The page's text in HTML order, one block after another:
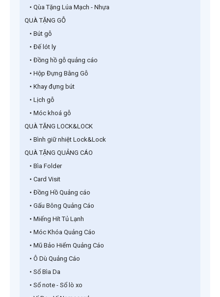
• Qùa Tặng Lúa Mạch - Nhựa
QUÀ TẶNG GỖ
• Bút gỗ
• Đế lót ly
• Đồng hồ gỗ quảng cáo
• Hộp Đựng Bằng Gỗ
• Khay đựng bút
• Lịch gỗ
• Móc khoá gỗ
QUÀ TẶNG LOCK&LOCK
• Bình giữ nhiệt Lock&Lock
QUÀ TẶNG QUẢNG CÁO
• Bìa Folder
• Card Visit
• Đồng Hồ Quảng cáo
• Gấu Bông Quảng Cáo
• Miếng Hít Tủ Lạnh
• Móc Khóa Quảng Cáo
• Mũ Bảo Hiểm Quảng Cáo
• Ô Dù Quảng Cáo
• Sổ Bìa Da
• Sổ note - Sổ lò xo